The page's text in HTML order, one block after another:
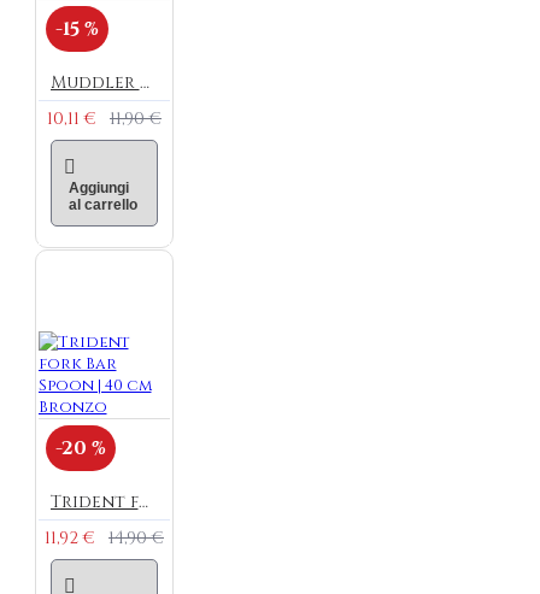
-15 %
Muddler Bar Spoon | 28 cm Bronzo
10,11 €
11,90 €
Aggiungi
al carrello
-20 %
Trident fork Bar Spoon | 40 cm Bronzo
11,92 €
14,90 €